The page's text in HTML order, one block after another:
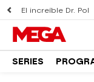
El increíble Dr. Pol
SERIES